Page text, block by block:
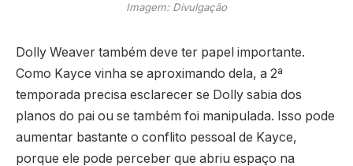
Imagem: Divulgação
Dolly Weaver também deve ter papel importante.
Como Kayce vinha se aproximando dela, a 2ª
temporada precisa esclarecer se Dolly sabia dos
planos do pai ou se também foi manipulada. Isso pode
aumentar bastante o conflito pessoal de Kayce,
porque ele pode perceber que abriu espaço na